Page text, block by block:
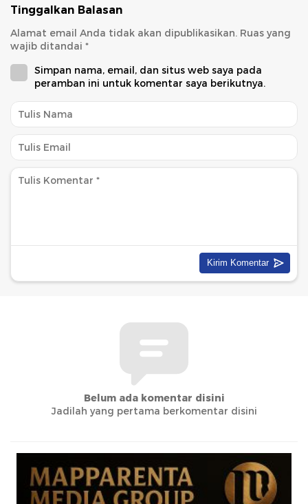
Tinggalkan Balasan
Alamat email Anda tidak akan dipublikasikan. Ruas yang
wajib ditandai *
Simpan nama, email, dan situs web saya pada
peramban ini untuk komentar saya berikutnya.
Belum ada komentar disini
Jadilah yang pertama berkomentar disini